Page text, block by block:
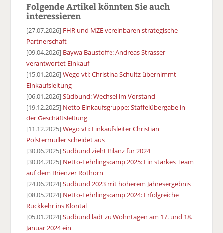
Folgende Artikel könnten Sie auch
interessieren
[27.07.2026] FHR und MZE vereinbaren strategische
Partnerschaft
[09.04.2026] Baywa Baustoffe: Andreas Strasser
verantwortet Einkauf
[15.01.2026]Wego vti: Christina Schultz übernimmt
Einkaufsleitung
[06.01.2026]Südbund: Wechsel im Vorstand
[19.12.2025] Netto Einkaufsgruppe: Staffelübergabe in
der Geschäftsleitung
[11.12.2025]Wego vti: Einkaufsleiter Christian
Polstermüller scheidet aus
[30.06.2025]Südbund zieht Bilanz für 2024
[30.04.2025] Netto-Lehrlingscamp 2025: Ein starkes Team
auf dem Brienzer Rothorn
[24.06.2024]Südbund 2023 mit höherem Jahresergebnis
[08.05.2024] Netto-Lehrlingscamp 2024: Erfolgreiche
Rückkehr ins Klöntal
[05.01.2024]Südbund lädt zu Wohntagen am 17. und 18.
Januar 2024 ein